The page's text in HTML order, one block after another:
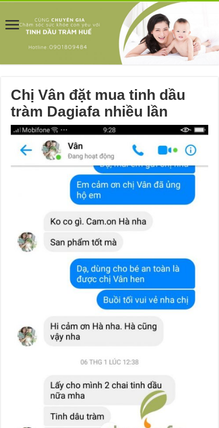
Chị Vân đặt mua tinh dầu
tràm Dagiafa nhiều lần